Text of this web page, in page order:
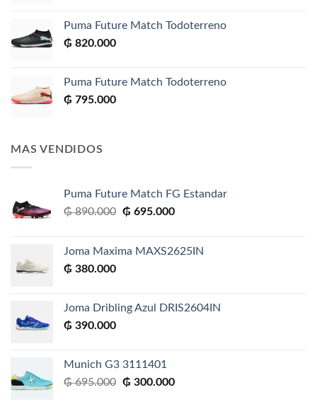
Puma Future Match Todoterreno
₲ 820.000
Puma Future Match Todoterreno
₲ 795.000
MAS VENDIDOS
Puma Future Match FG Estandar
₲890.000 El
era:
₲ 695.000El
es:
Joma Maxima MAXS2625IN
₲ 380.000
Joma Dribling Azul DRIS2604IN
₲ 390.000
Munich G3 3111401
₲695.000 El
₲ 300.000El